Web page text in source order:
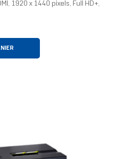
1920 x 1440 pixels, Full HD+,